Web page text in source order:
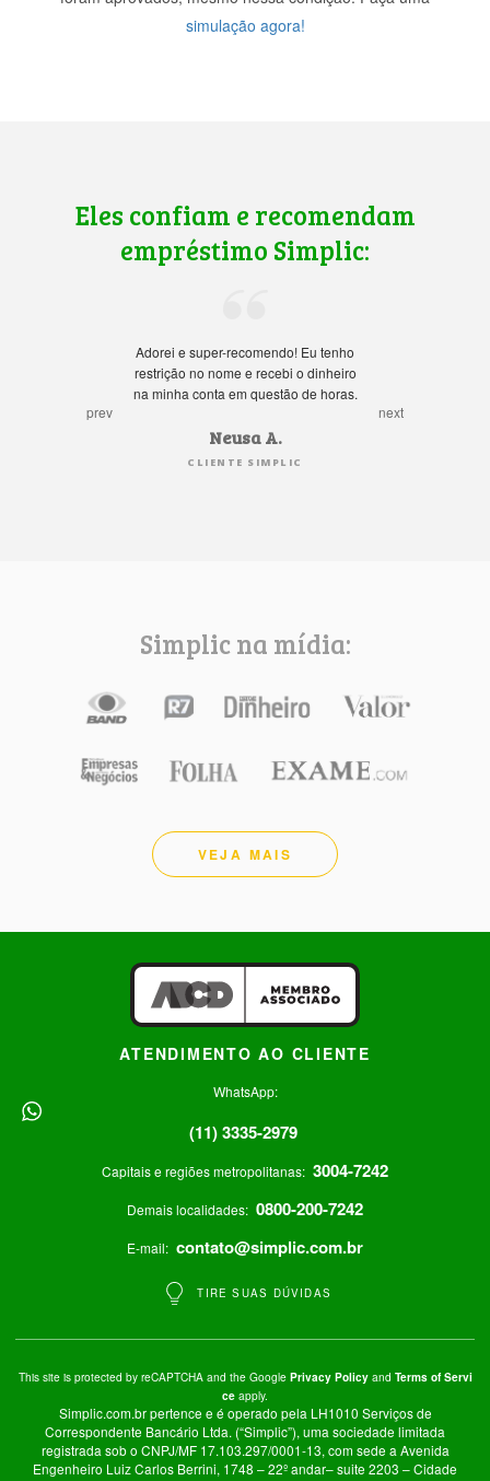
simulação agora!
Eles confiam e recomendam
empréstimo Simplic:
Adorei e super-recomendo! Eu tenho
restrição no nome e recebi o dinheiro
na minha conta em questão de horas.
Neusa A.
CLIENTE SIMPLIC
prev next
Simplic na mídia:
VEJA MAIS
ATENDIMENTO AO CLIENTE
WhatsApp:
(11) 3335-2979
Capitais e regiões metropolitanas: 3004-7242
Demais localidades: 0800-200-7242
E-mail: contato@simplic.com.br
TIRE SUAS DÚVIDAS
This site is protected by reCAPTCHA and the Google Privacy Policy and Terms of Servi
ce apply.
Simplic.com.br pertence e é operado pela LH1010 Serviços de
Correspondente Bancário Ltda. (“Simplic”), uma sociedade limitada
registrada sob o CNPJ/MF 17.103.297/0001-13, com sede a Avenida
Engenheiro Luiz Carlos Berrini, 1748 – 22º andar– suite 2203 – Cidade